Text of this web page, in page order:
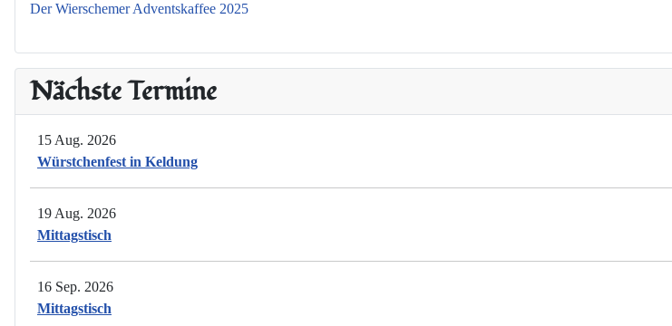
Der Wierschemer Adventskaffee 2025
Nächste Termine
15 Aug. 2026
Würstchenfest in Keldung
19 Aug. 2026
Mittagstisch
16 Sep. 2026
Mittagstisch